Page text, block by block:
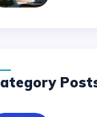
Category